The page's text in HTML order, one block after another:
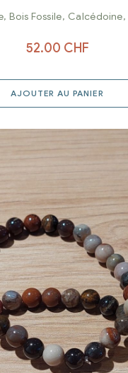
botryoidal
, Bois Fossile, Calcédoine,
52.00 CHF
AJOUTER AU PANIER